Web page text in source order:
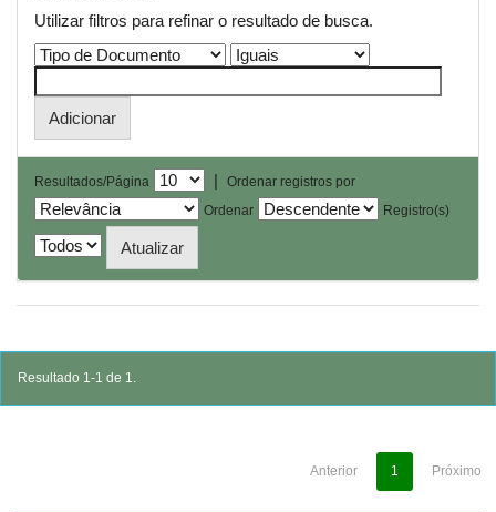
Utilizar filtros para refinar o resultado de busca.
Resultados/Página |
Ordenar registros por
Ordenar
Registro(s)
Resultado 1-1 de 1.
Anterior 1 Próximo